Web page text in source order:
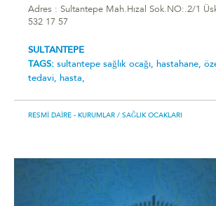
Adres : Sultantepe Mah.Hızal Sok.NO:.2/1
532 17 57
SULTANTEPE
TAGS: sultantepe sağlık ocağı, hastahane,
tedavi, hasta,
RESMI DAIRE - KURUMLAR / SAĞLIK OCAKLARI